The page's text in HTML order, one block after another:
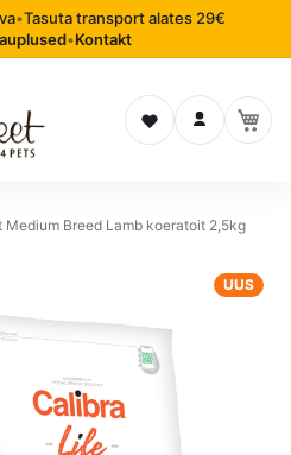
•Tasuta transport alates 29€
•Kontakt
Soovinimekiri
Logi sisse
Medium Breed Lamb koeratoit 2,5kg
UUS